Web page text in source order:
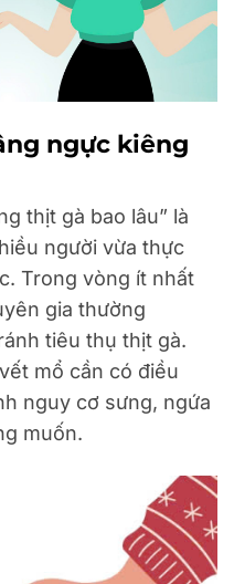
ngực kiêng
thịt gà bao lâu” là
người vừa thực
Trong vòng ít nhất
gia thường
tiêu thụ thịt gà.
mổ cần có điều
nguy cơ sưng, ngứa
muốn.